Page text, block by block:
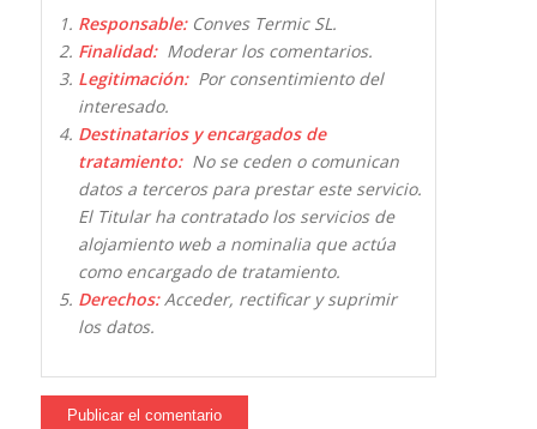
Responsable:Conves Termic SL.
Finalidad:Moderar los comentarios.
Legitimación:Por consentimiento del
interesado.
Destinatarios y encargados de
tratamiento:No se ceden o comunican
datos a terceros para prestar este servicio.
El Titular ha contratado los servicios de
alojamiento web a nominalia que actúa
como encargado de tratamiento.
Derechos:Acceder, rectificar y suprimir
los datos.